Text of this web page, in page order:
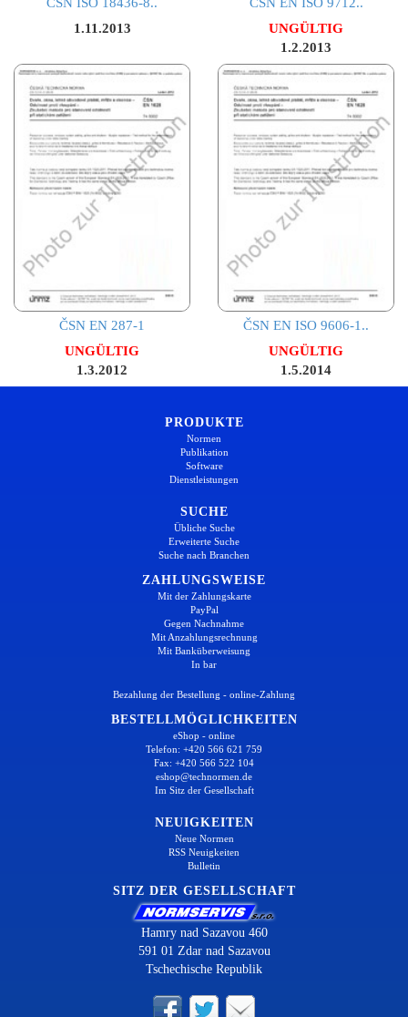
1.11.2013
UNGÜLTIG
1.2.2013
ČSN EN 287-1
UNGÜLTIG
1.3.2012
ČSN EN ISO 9606-1..
UNGÜLTIG
1.5.2014
PRODUKTE
Normen
Publikation
Software
Dienstleistungen
SUCHE
Übliche Suche
Erweiterte Suche
Suche nach Branchen
ZAHLUNGSWEISE
Mit der Zahlungskarte
PayPal
Gegen Nachnahme
Mit Anzahlungsrechnung
Mit Banküberweisung
In bar
Bezahlung der Bestellung - online-Zahlung
BESTELLMÖGLICHKEITEN
eShop - online
Telefon: +420 566 621 759
Fax: +420 566 522 104
eshop@technormen.de
Im Sitz der Gesellschaft
NEUIGKEITEN
Neue Normen
RSS Neuigkeiten
Bulletin
SITZ DER GESELLSCHAFT
Hamry nad Sazavou 460
591 01 Zdar nad Sazavou
Tschechische Republik